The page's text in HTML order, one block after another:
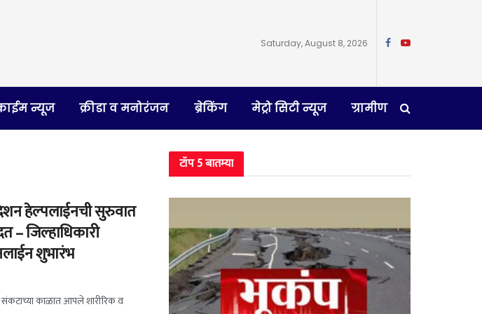
Saturday, August 8, 2026
न्यूज क्रीडा व मनोरंजन ब्रेकिंग मेट्रो सिटी न्यूज ग्रामीण
हेल्पलाईनची सुरुवात
– जिल्हाधिकारी
शुभारंभ
संकटाच्या काळात आपले शारीरिक व
टॉप 5 बातम्या